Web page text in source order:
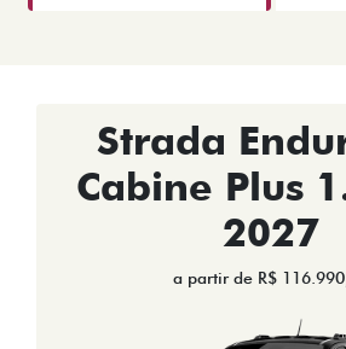
Strada
Cabine Plus
2027
a partir de R$